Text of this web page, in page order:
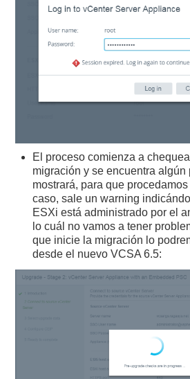
El proceso comienza a
migración y se encuentra algún
mostrará, para que
caso, sale un warning
ESXi está administrado por el
lo cuál no vamos a tener
que inicie la migración lo
desde el nuevo VCSA 6.5: